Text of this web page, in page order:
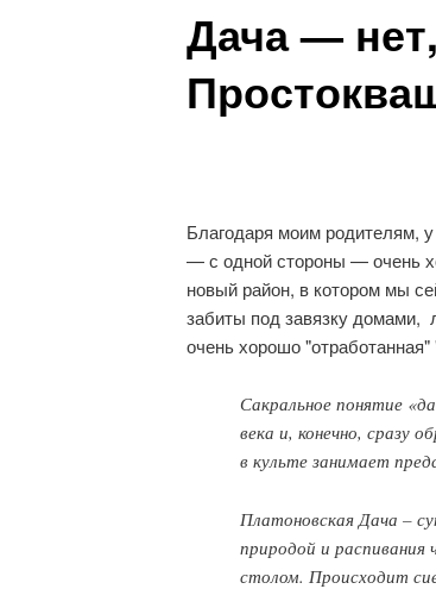
Дача —
Благодаря моим родителям,
— с одной стороны — очень
новый район, в котором мы
забиты под завязку
очень хорошо
Сакральное понятие
века и, конечно, сразу
в культе занимает
Платоновская Дача –
природой и распивания
столом. Происходит